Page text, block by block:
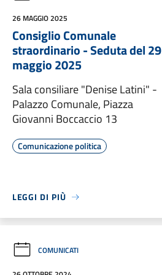
26 MAGGIO 2025
Consiglio Comunale
straordinario - Seduta del 29
maggio 2025
Sala consiliare "Denise Latini" -
Palazzo Comunale, Piazza
Giovanni Boccaccio 13
Comunicazione politica
LEGGI DI PIÙ
COMUNICATI